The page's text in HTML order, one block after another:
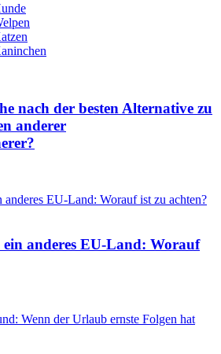
nach der besten Alternative zu
anderer
anderes EU-Land: Worauf